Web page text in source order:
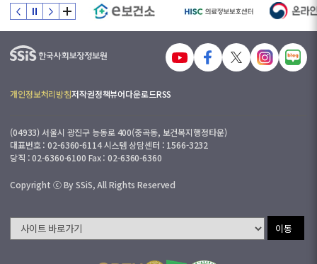
개인정보처리방침저작권정책뷰어다운로드RSS
(04933) 서울시 광진구 능동로 400(중곡동, 보건복지행정타운)
대표번호 : 02-6360-6114 시스템 상담센터 : 1566-3232
당직 : 02-6360-6100 Fax : 02-6360-6360
Copyright ⓒ By SSiS, All Rights Reserved
이동